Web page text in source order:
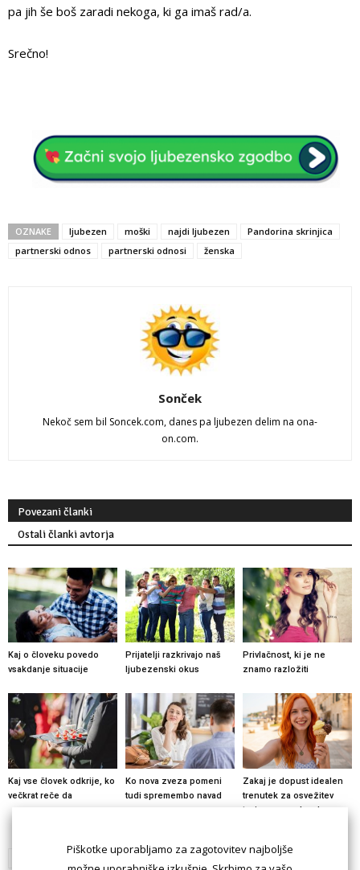
pa jih še boš zaradi nekoga, ki ga imaš rad/a.
Srečno!
OZNAKE ljubezen moški najdi ljubezen
Pandorina skrinjica
partnerski odnos
partnerski odnosi ženska
Sonček
Nekoč sem bil Soncek.com, danes pa ljubezen delim na ona-
on.com.
Povezani članki
Ostali članki avtorja
Kaj o človeku povedo
vsakdanje situacije
Prijatelji razkrivajo naš
ljubezenski okus
Privlačnost, ki je ne
znamo razložiti
Kaj vse človek odkrije, ko
večkrat reče da
Ko nova zveza pomeni
tudi spremembo navad
Zakaj je dopust idealen
trenutek za osvežitev
tvojega zmenkarskega
Piškotke uporabljamo za zagotovitev najboljše